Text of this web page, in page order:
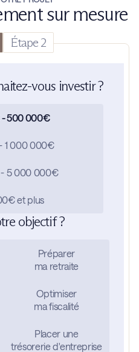
sur mesure
Étape 2
vous investir ?
500 000€
1 000 000€
5 000 000€
et plus
objectif ?
Préparer
ma retraite
Optimiser
ma fiscalité
Placer une
trésorerie d'entreprise